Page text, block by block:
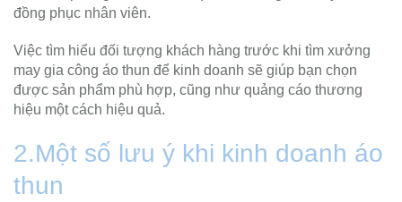
đồng phục nhân viên.
Việc tìm hiểu đối tượng khách hàng trước khi tìm xưởng
may gia công áo thun để kinh doanh sẽ giúp bạn chọn
được sản phẩm phù hợp, cũng như quảng cáo thương
hiệu một cách hiệu quả.
2.Một số lưu ý khi kinh doanh áo
thun